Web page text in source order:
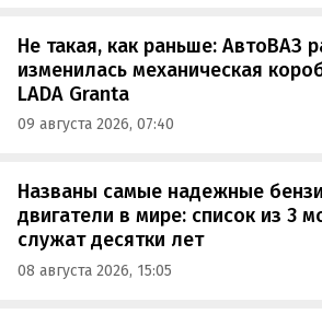
Не такая, как раньше: АвтоВАЗ
изменилась механическая
LADA Granta
09 августа 2026, 07:40
Названы самые надежные
двигатели в мире: список из 3
служат десятки лет
08 августа 2026, 15:05